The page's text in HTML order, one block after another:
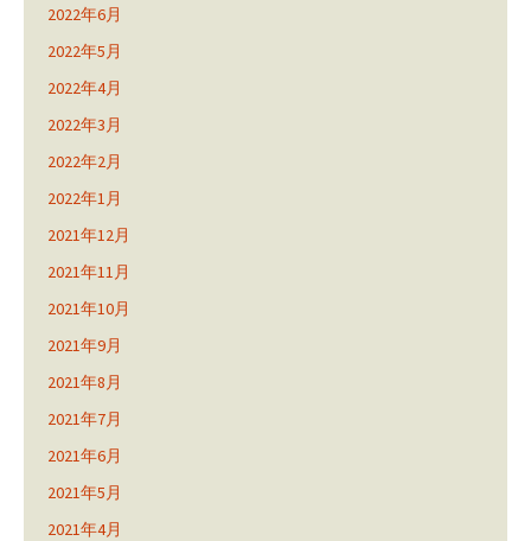
2022年6月
2022年5月
2022年4月
2022年3月
2022年2月
2022年1月
2021年12月
2021年11月
2021年10月
2021年9月
2021年8月
2021年7月
2021年6月
2021年5月
2021年4月